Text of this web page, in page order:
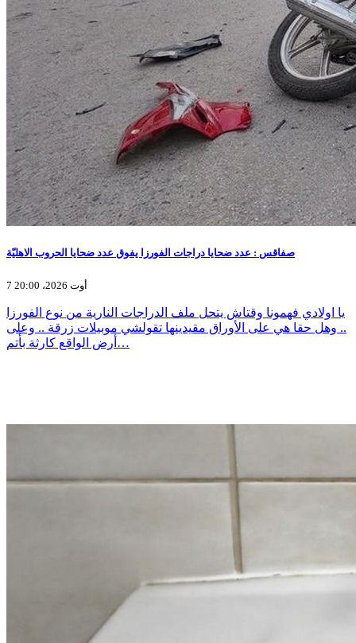
صفاقس : عدد ضحايا دراجات الفورزا يفوق عدد ضحايا الحروب الاهليّة
7 أوت 2026، 20:00
يا اولادي فهمونا وقتاش يتحل ملف الدراجات النارية من نوع الفورزا
.. وهل حقا هي على الأوراق مقيدينها تقولشي موبيلات زرقة .. وعلى
أرض الواقع كارثة بأتم…